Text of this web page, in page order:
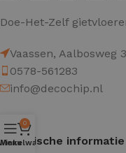
Doe-Het-Zelf
Vaassen, Aalbosweg
0578-561283
info@decochip.nl
Technische informatie
Menu
0